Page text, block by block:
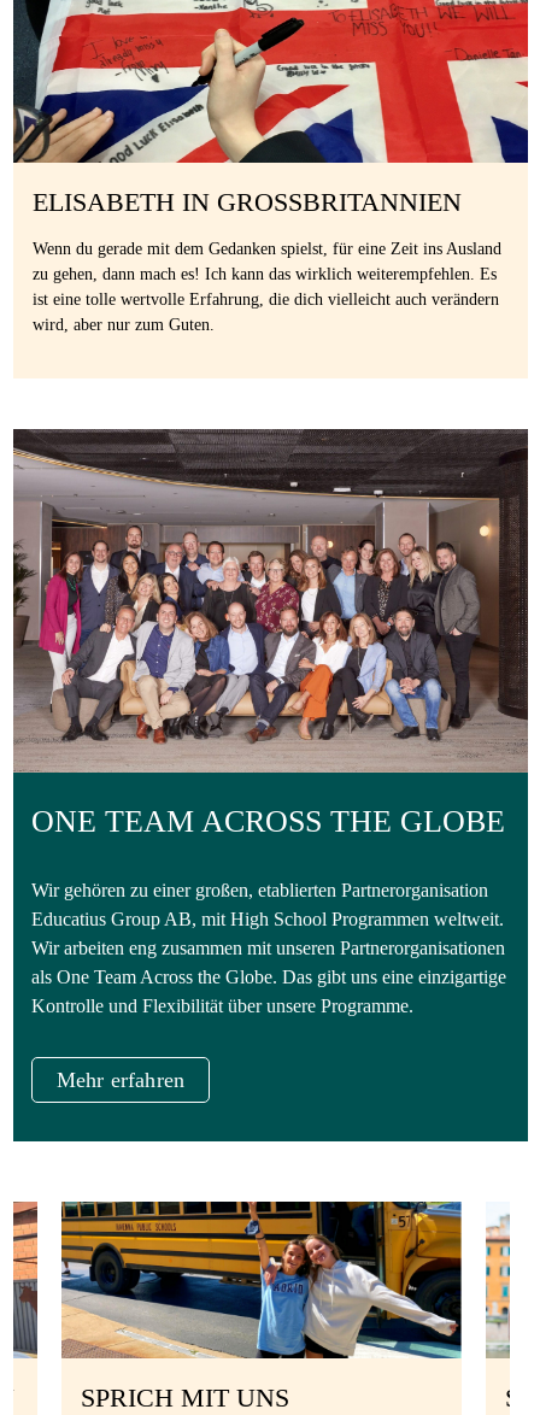
ELISABETH IN GROSSBRITANNIEN
Wenn du gerade mit dem Gedanken spielst, für eine Zeit ins Ausland
zu gehen, dann mach es! Ich kann das wirklich weiterempfehlen. Es
ist eine tolle wertvolle Erfahrung, die dich vielleicht auch verändern
wird, aber nur zum Guten.
ONE TEAM ACROSS THE GLOBE
Wir gehören zu einer großen, etablierten Partnerorganisation
Educatius Group AB, mit High School Programmen weltweit.
Wir arbeiten eng zusammen mit unseren Partnerorganisationen
als One Team Across the Globe. Das gibt uns eine einzigartige
Kontrolle und Flexibilität über unsere Programme.
Mehr erfahren
SPRICH MIT UNS